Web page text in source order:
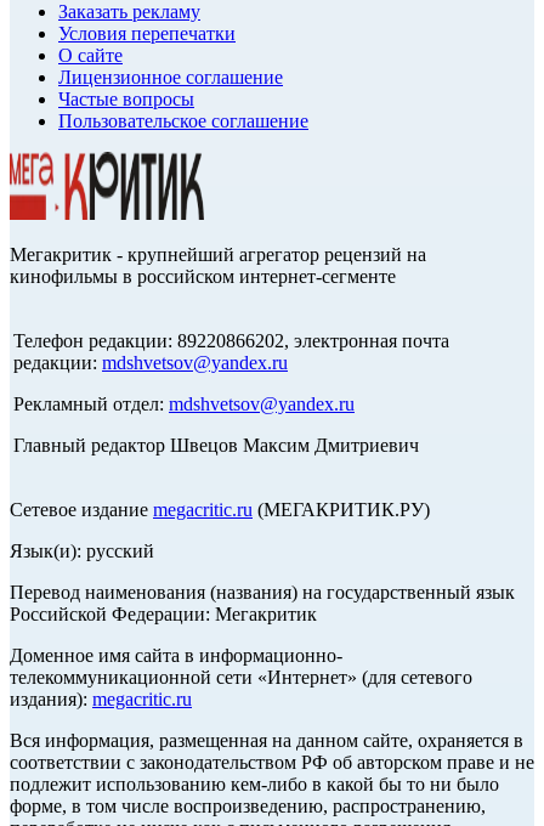
Заказать рекламу
Условия перепечатки
О сайте
Лицензионное соглашение
Частые вопросы
Пользовательское соглашение
Мегакритик - крупнейший агрегатор рецензий на
кинофильмы в российском интернет-сегменте
Телефон редакции: 89220866202, электронная почта
редакции: mdshvetsov@yandex.ru
Рекламный отдел: mdshvetsov@yandex.ru
Главный редактор Швецов Максим Дмитриевич
Сетевое издание megacritic.ru (МЕГАКРИТИК.РУ)
Язык(и): русский
Перевод наименования (названия) на государственный язык
Российской Федерации: Мегакритик
Доменное имя сайта в информационно-
телекоммуникационной сети «Интернет» (для сетевого
издания): megacritic.ru
Вся информация, размещенная на данном сайте, охраняется в
соответствии с законодательством РФ об авторском праве и не
подлежит использованию кем-либо в какой бы то ни было
форме, в том числе воспроизведению, распространению,